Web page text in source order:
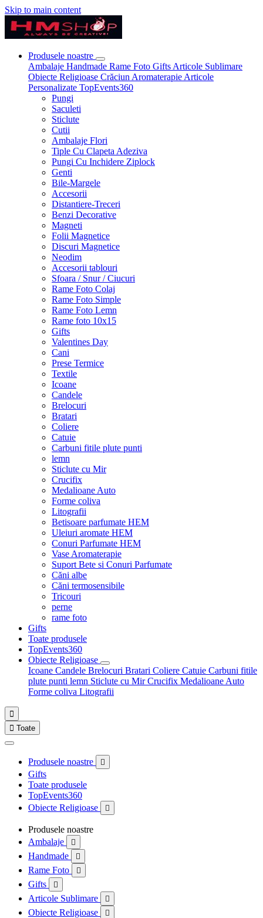
Skip to main content
Produsele noastre
Ambalaje Handmade Rame Foto Gifts Articole Sublimare
Obiecte Religioase Crăciun Aromaterapie Articole
Personalizate TopEvents360
Pungi
Saculeti
Sticlute
Cutii
Ambalaje Flori
Tiple Cu Clapeta Adeziva
Pungi Cu Inchidere Ziplock
Genti
Bile-Margele
Accesorii
Distantiere-Treceri
Benzi Decorative
Magneti
Folii Magnetice
Discuri Magnetice
Neodim
Accesorii tablouri
Sfoara / Snur / Ciucuri
Rame Foto Colaj
Rame Foto Simple
Rame Foto Lemn
Rame foto 10x15
Gifts
Valentines Day
Cani
Prese Termice
Textile
Icoane
Candele
Brelocuri
Bratari
Coliere
Catuie
Carbuni fitile plute punti
lemn
Sticlute cu Mir
Crucifix
Medalioane Auto
Forme coliva
Litografii
Betisoare parfumate HEM
Uleiuri aromate HEM
Conuri Parfumate HEM
Vase Aromaterapie
Suport Bete si Conuri Parfumate
Căni albe
Căni termosensibile
Tricouri
perne
rame foto
Gifts
Toate produsele
TopEvents360
Obiecte Religioase
Icoane Candele Brelocuri Bratari Coliere Catuie Carbuni fitile
plute punti lemn Sticlute cu MirCrucifix Medalioane Auto
Forme coliva Litografii

 Toate
Produsele noastre 
Gifts
Toate produsele
TopEvents360
Obiecte Religioase

Produsele noastre
Ambalaje

Handmade 
Rame Foto 
Gifts 
Articole Sublimare 
Obiecte Religioase 